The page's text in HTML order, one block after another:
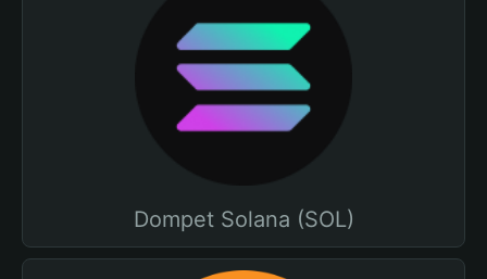
Dompet Solana (SOL)